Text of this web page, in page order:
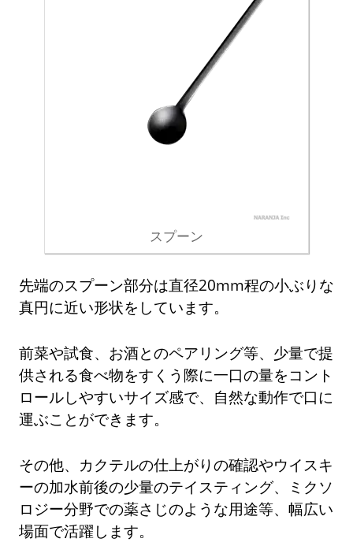
スプーン
先端のスプーン部分は直径20mm程の小ぶりな
真円に近い形状をしています。
前菜や試食、お酒とのペアリング等、少量で提
供される食べ物をすくう際に一口の量をコント
ロールしやすいサイズ感で、自然な動作で口に
運ぶことができます。
その他、カクテルの仕上がりの確認やウイスキ
ーの加水前後の少量のテイスティング、ミクソ
ロジー分野での薬さじのような用途等、幅広い
場面で活躍します。